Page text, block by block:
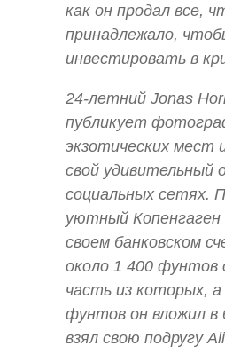
как он продал все,
принадлежало,
инвестировать в
24-летний Jonas
публикует
экзотических мест
свой удивительный
социальных сетях.
уютный Копенгаген
своем банковском
около 1 400 фунтов
часть из которых,
фунтов он вложил в
взял свою подругу